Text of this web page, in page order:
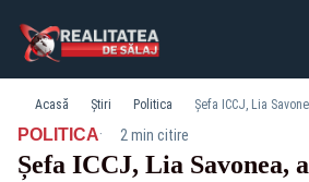
Acasă Știri Politica
POLITICA· 2 min citire
Șefa ICCJ, Lia Savonea,